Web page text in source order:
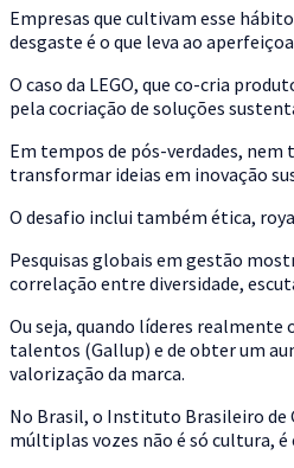
Empresas que cultivam esse
desgaste é o que leva ao
O caso da LEGO, que co-cria
pela cocriação de soluções
Em tempos de pós-verdades,
transformar ideias em inovação
O desafio inclui também ética,
Pesquisas globais em gestão
correlação entre diversidade,
Ou seja, quando líderes realmente
talentos (Gallup) e de obter um
valorização da marca.
No Brasil, o Instituto Brasileiro de
múltiplas vozes não é só cultura,